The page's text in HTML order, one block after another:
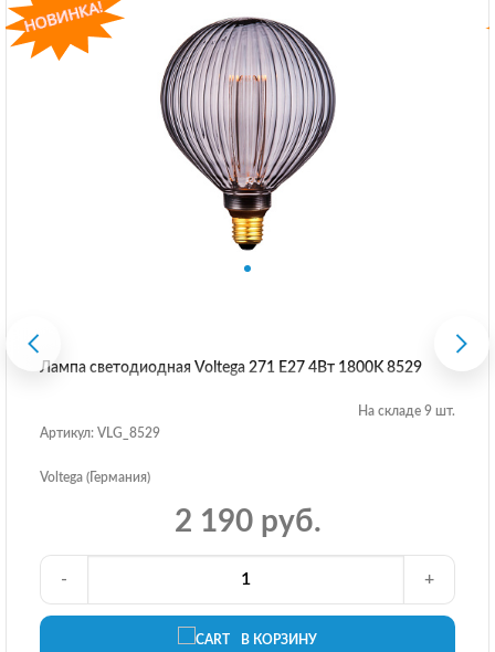
Лампа светодиодная Voltega 271 E27 4Вт 1800K 8529
На складе 9 шт.
Артикул: VLG_8529
Voltega (Германия)
2 190 руб.
В КОРЗИНУ
- +